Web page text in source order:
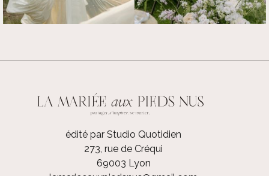
édité par Studio Quotidien
273, rue de Créqui
69003 Lyon